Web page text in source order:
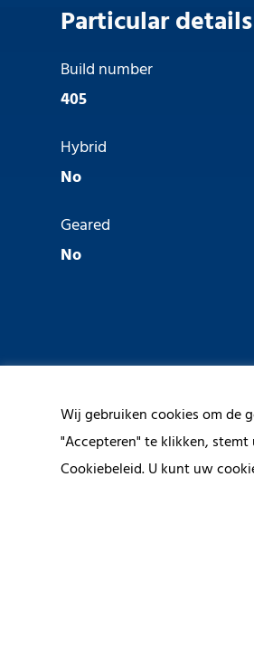
Particular details
Build number
405
Hybrid
No
Geared
No
Wij gebruiken cookies om de
"Accepteren" te klikken,
Cookiebeleid. U kunt uw